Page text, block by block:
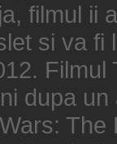
filmul ii
si va
dupa